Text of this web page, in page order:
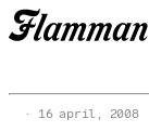
16 april, 2008